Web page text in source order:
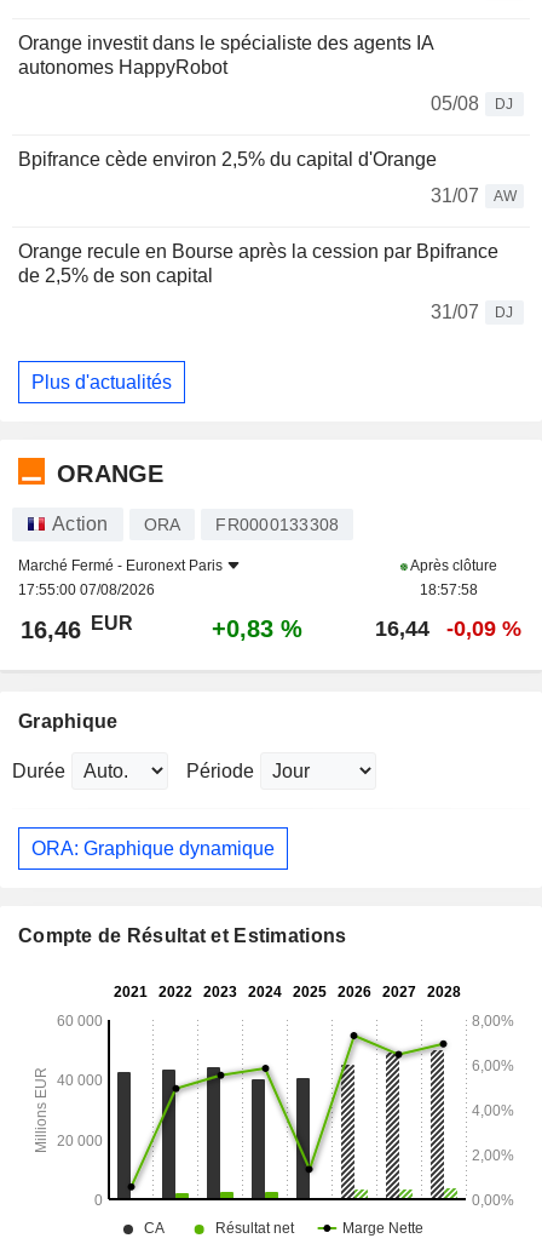
Orange investit dans le spécialiste des agents IA
autonomes HappyRobot
05/08
DJ
Bpifrance cède environ 2,5% du capital d'Orange
31/07
AW
Orange recule en Bourse après la cession par Bpifrance
de 2,5% de son capital
31/07
DJ
Plus d'actualités
ORANGE
Action ORA FR0000133308
Marché Fermé - Euronext Paris
17:55:00 07/08/2026
Après clôture
18:57:58
16,46 EUR +0,83 % 16,44 -0,09 %
Graphique
Durée Période
ORA: Graphique dynamique
Compte de Résultat et Estimations